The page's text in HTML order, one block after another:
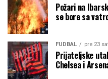
Požari na
se bore sa
FUDBAL pre 23
Prijateljske
Chelsea i